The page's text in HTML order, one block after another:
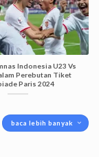
Indonesia U23 Vs
Perebutan Tiket
Paris 2024
baca lebih banyak